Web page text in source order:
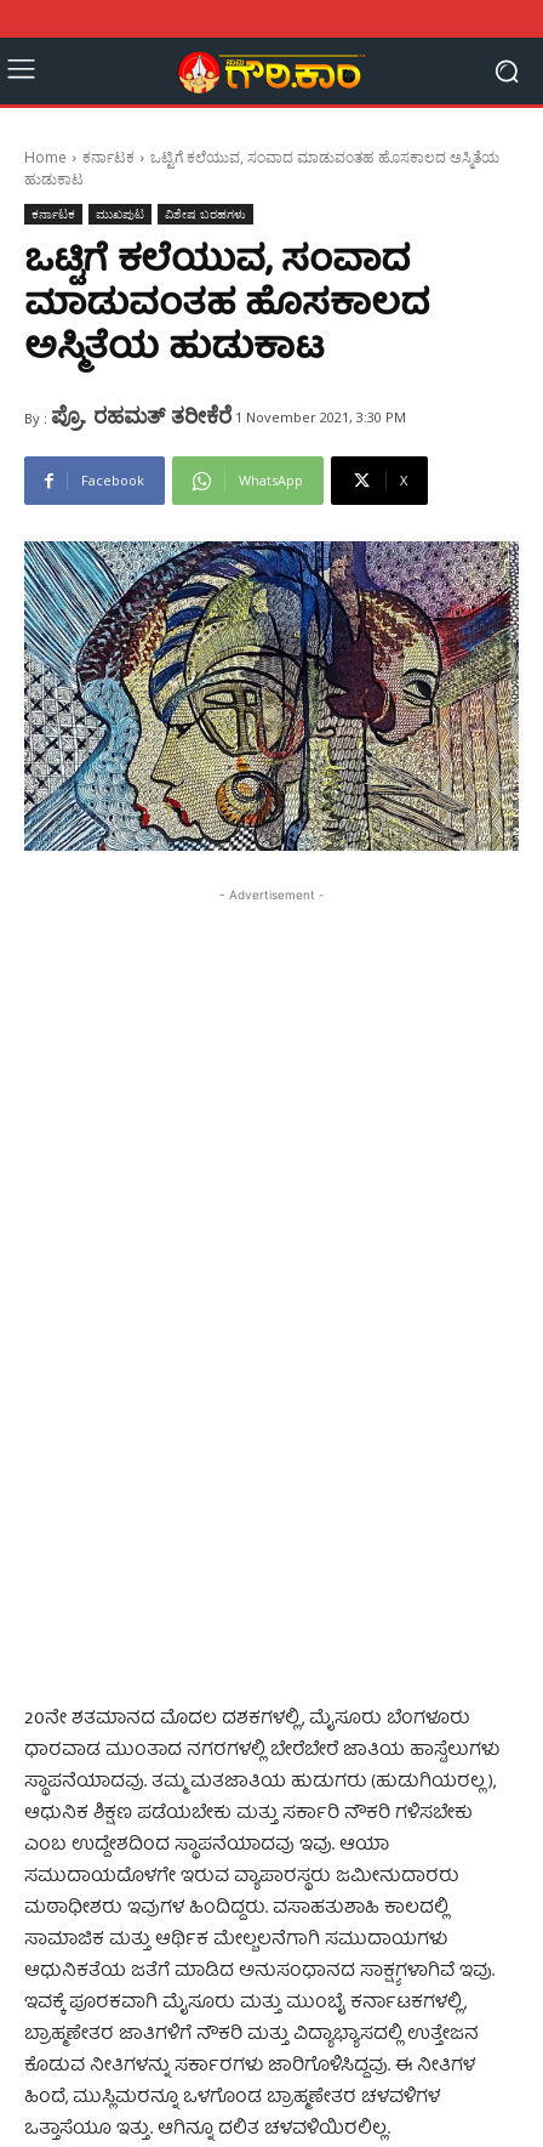
Home ಕರ್ನಾಟಕ
ಒಟ್ಟಿಗೆ ಕಲೆಯುವ, ಸಂವಾದ ಮಾಡುವಂತಹ ಹೊಸಕಾಲದ ಅಸ್ಮಿತೆಯ
ಹುಡುಕಾಟ
ಕರ್ನಾಟಕ ಮುಖಪುಟ ವಿಶೇಷ ಬರಹಗಳು
ಒಟ್ಟಿಗೆ ಕಲೆಯುವ, ಸಂವಾದ
ಮಾಡುವಂತಹ ಹೊಸಕಾಲದ
ಅಸ್ಮಿತೆಯ ಹುಡುಕಾಟ
By : ಪ್ರೊ. ರಹಮತ್ ತರೀಕೆರೆ 1 November 2021, 3:30 PM
Facebook WhatsApp X
- Advertisement -
20ನೇ ಶತಮಾನದ ಮೊದಲ ದಶಕಗಳಲ್ಲಿ, ಮೈಸೂರು ಬೆಂಗಳೂರು
ಧಾರವಾಡ ಮುಂತಾದ ನಗರಗಳಲ್ಲಿ ಬೇರೆಬೇರೆ ಜಾತಿಯ ಹಾಸ್ಟೆಲುಗಳು
ಸ್ಥಾಪನೆಯಾದವು. ತಮ್ಮ ಮತಜಾತಿಯ ಹುಡುಗರು (ಹುಡುಗಿಯರಲ್ಲ),
ಆಧುನಿಕ ಶಿಕ್ಷಣ ಪಡೆಯಬೇಕು ಮತ್ತು ಸರ್ಕಾರಿ ನೌಕರಿ ಗಳಿಸಬೇಕು
ಎಂಬ ಉದ್ದೇಶದಿಂದ ಸ್ಥಾಪನೆಯಾದವು ಇವು. ಆಯಾ
ಸಮುದಾಯದೊಳಗೇ ಇರುವ ವ್ಯಾಪಾರಸ್ಥರು ಜಮೀನುದಾರರು
ಮಠಾಧೀಶರು ಇವುಗಳ ಹಿಂದಿದ್ದರು. ವಸಾಹತುಶಾಹಿ ಕಾಲದಲ್ಲಿ
ಸಾಮಾಜಿಕ ಮತ್ತು ಆರ್ಥಿಕ ಮೇಲ್ಚಲನೆಗಾಗಿ ಸಮುದಾಯಗಳು
ಆಧುನಿಕತೆಯ ಜತೆಗೆ ಮಾಡಿದ ಅನುಸಂಧಾನದ ಸಾಕ್ಷ್ಯಗಳಾಗಿವೆ ಇವು.
ಇವಕ್ಕೆ ಪೂರಕವಾಗಿ ಮೈಸೂರು ಮತ್ತು ಮುಂಬೈ ಕರ್ನಾಟಕಗಳಲ್ಲಿ,
ಬ್ರಾಹ್ಮಣೇತರ ಜಾತಿಗಳಿಗೆ ನೌಕರಿ ಮತ್ತು ವಿದ್ಯಾಭ್ಯಾಸದಲ್ಲಿ ಉತ್ತೇಜನ
ಕೊಡುವ ನೀತಿಗಳನ್ನು ಸರ್ಕಾರಗಳು ಜಾರಿಗೊಳಿಸಿದ್ದವು. ಈ ನೀತಿಗಳ
ಹಿಂದೆ, ಮುಸ್ಲಿಮರನ್ನೂ ಒಳಗೊಂಡ ಬ್ರಾಹ್ಮಣೇತರ ಚಳವಳಿಗಳ
ಒತ್ತಾಸೆಯೂ ಇತ್ತು. ಆಗಿನ್ನೂ ದಲಿತ ಚಳವಳಿಯಿರಲಿಲ್ಲ.